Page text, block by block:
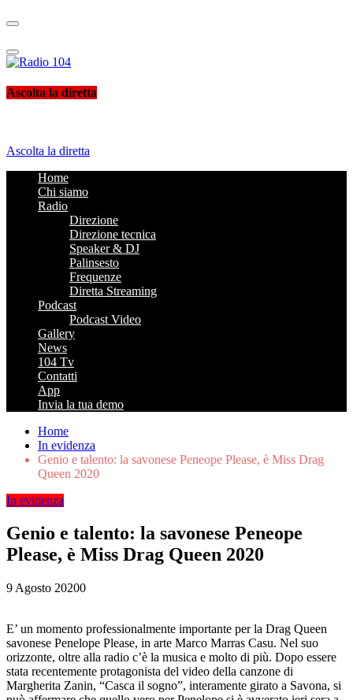
Radio 104
Like It !
Ascolta la diretta
Ascolta la diretta
Home
Chi siamo
Radio
Direzione
Direzione tecnica
Speaker & DJ
Palinsesto
Frequenze
Diretta Streaming
Podcast
Podcast Video
Gallery
News
104 Tv
Contatti
App
Invia la tua demo
Home
In evidenza
Genio e talento: la savonese Peneope Please, è Miss Drag
Queen 2020
In evidenza
Genio e talento: la savonese Peneope
Please, è Miss Drag Queen 2020
9 Agosto 20200
E’ un momento professionalmente importante per la Drag Queen
savonese Penelope Please, in arte Marco Marras Casu. Nel suo
orizzonte, oltre alla radio c’è la musica e molto di più. Dopo essere
stata recentemente protagonista del video della canzone di
Margherita Zanin, “Casca il sogno”, interamente girato a Savona, si